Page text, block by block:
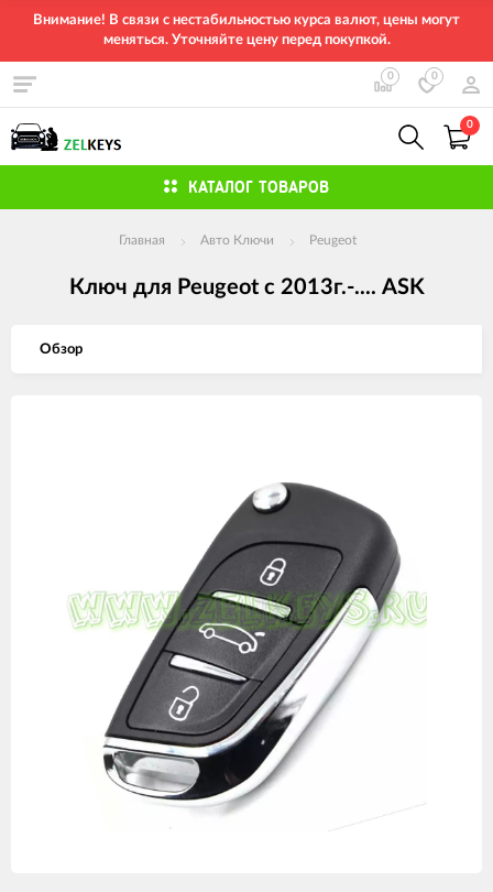
Внимание! В связи с нестабильностью курса валют, цены могут
меняться. Уточняйте цену перед покупкой.
0 0
0
КАТАЛОГ ТОВАРОВ
Главная Авто Ключи Peugeot
Ключ для Peugeot c 2013г.-.... ASK
Обзор